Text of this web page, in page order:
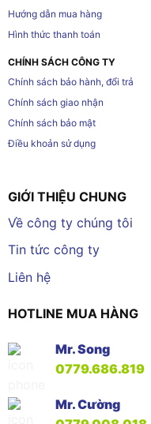
Hướng dẫn mua hàng
Hình thức thanh toán
CHÍNH SÁCH CÔNG TY
Chính sách bảo hành, đổi trả
Chính sách giao nhận
Chính sách bảo mật
Điều khoản sử dụng
GIỚI THIỆU CHUNG
Về công ty chúng tôi
Tin tức công ty
Liên hệ
HOTLINE MUA HÀNG
Mr. Song
0779.686.819
Mr. Cường